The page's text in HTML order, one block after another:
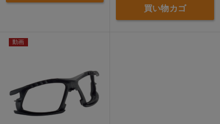
買い物カゴ
動画